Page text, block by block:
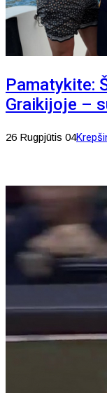
Pamatykite:
Graikijoje –
26 Rugpjūtis 04